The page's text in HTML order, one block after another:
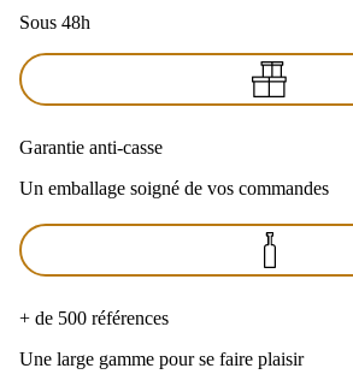
Sous 48h
Garantie anti-casse
Un emballage soigné de vos commandes
+ de 500 références
Une large gamme pour se faire plaisir